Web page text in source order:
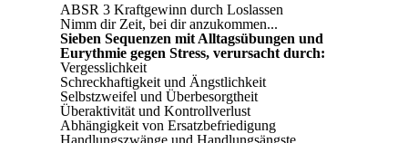
ABSR 3 Kraftgewinn durch Loslassen
Nimm dir Zeit, bei dir anzukommen...
Sieben Sequenzen mit Alltagsübungen und
Eurythmie gegen Stress, verursacht durch:
Vergesslichkeit
Schreckhaftigkeit und Ängstlichkeit
Selbstzweifel und Überbesorgtheit
Überaktivität und Kontrollverlust
Abhängigkeit von Ersatzbefriedigung
Handlungszwänge und Handlungsängste